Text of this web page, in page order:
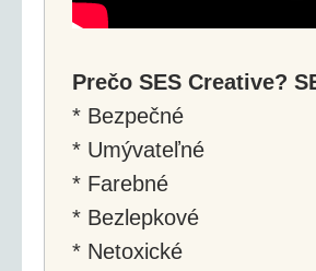
Prečo SES Creative?
* Bezpečné
* Umývateľné
* Farebné
* Bezlepkové
* Netoxické